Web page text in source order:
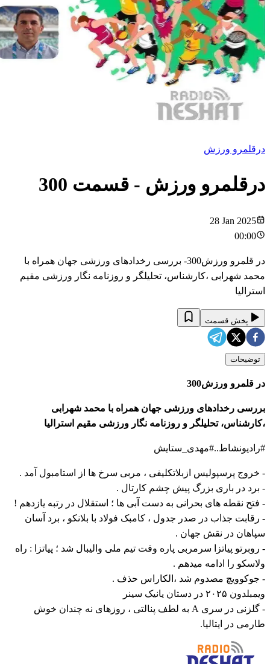
درقلمرو ورزش
درقلمرو ورزش - قسمت 300
28 Jan 2025
00:00
در قلمرو ورزش300- بررسی رخدادهای ورزشی جهان همراه با
محمد شهرابی ،کارشناس، تحلیلگر و روزنامه نگار ورزشی مقیم
استرالیا
پخش قسمت
توضیحات
در قلمرو ورزش300
بررسی رخدادهای ورزشی جهان همراه با محمد شهرابی
،کارشناس، تحلیلگر و روزنامه نگار ورزشی مقیم استرالیا
#رادیونشاط..#مهدی_ستایش
- خروج پرسپوليس ازبلاتکلیفی ، مربی سرخ ها از استامبول آمد .
- برد در باری بزرگ پیش چشم کارتال .
- فتح نقطه های بحرانی به دست آبی ها ؛ استقلال در رتبه یازدهم !
- رقابت جذاب در صدر جدول ، کامبک فولاد با بلانکو ، برد آسان
سپاهان در نقش جهان .
- روبرتو پیاتزا سرمربی پاره وقت تیم ملی والیبال شد ؛ پیاتزا : راه
ولاسکو را ادامه میدهم .
- جوکوویچ مصدوم شد ،الکاراس حذف .
ویمبلدون ۲۰۲۵ در دستان یانیک سینر
- گلزنی در سری A به لطف پنالتی ، روزهای نه چندان خوش
طارمی در ایتالیا.